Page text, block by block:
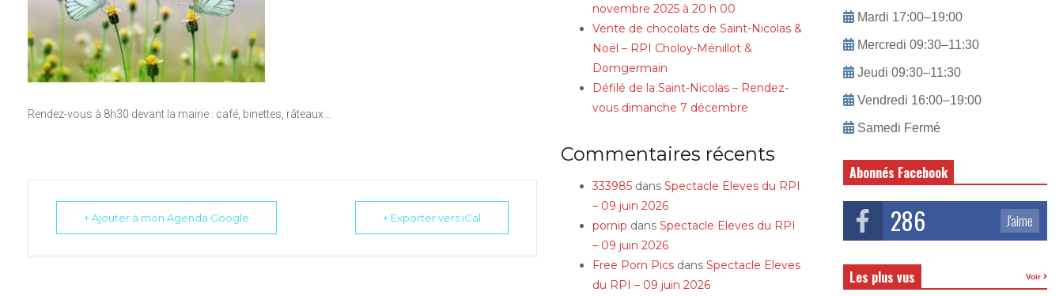
Rendez-vous à 8h30 devant la mairie : café, binettes, râteaux…
+ Ajouter à mon Agenda Google + Exporter vers iCal
novembre 2025 à 20 h 00
Vente de chocolats de Saint-Nicolas &
Noël – RPI Choloy-Ménillot &
Domgermain
Défilé de la Saint-Nicolas – Rendez-
vous dimanche 7 décembre
Commentaires récents
333985 dansSpectacle Eleves du RPI
– 09 juin 2026
pornip dansSpectacle Eleves du RPI
– 09 juin 2026
Free Porn Pics dansSpectacle Eleves
du RPI – 09 juin 2026
Mardi 17:00–19:00
Mercredi 09:30–11:30
Jeudi 09:30–11:30
Vendredi 16:00–19:00
Samedi Fermé
Abonnés Facebook
286 J'aime
Les plus vus Voir